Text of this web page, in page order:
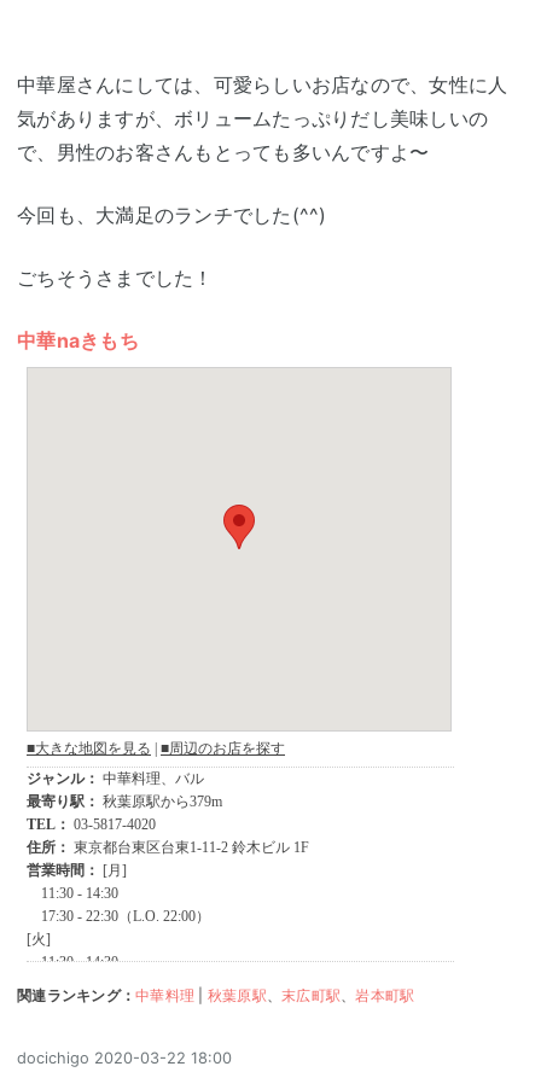
中華屋さんにしては、可愛らしいお店なので、女性に人
気がありますが、ボリュームたっぷりだし美味しいの
で、男性のお客さんもとっても多いんですよ〜
今回も、大満足のランチでした(^^)
ごちそうさまでした！
中華naきもち
関連ランキング： 中華料理 秋葉原駅 末広町駅 、岩本町駅
docichigo 2020-03-22 18:00